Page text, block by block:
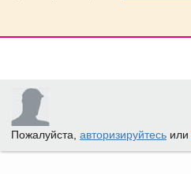
Пожалуйста, авторизируйтесь или